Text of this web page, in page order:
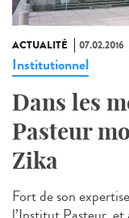
ACTUALITÉ 07.02.2016
Institutionnel
Dans les
Pasteur
Zika
Fort de son